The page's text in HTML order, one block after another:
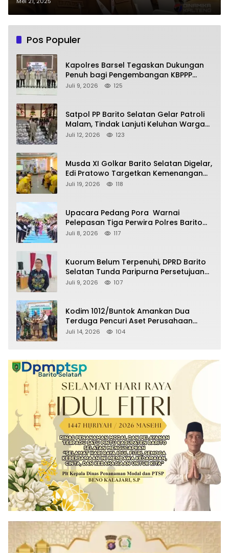
Pos Populer
Kapolres Barsel Tegaskan Dukungan
Penuh bagi Pengembangan KBPPP
Kalimantan Tengah
Juli 9, 2026 125
Satpol PP Barito Selatan Gelar Patroli
Malam, Tindak Lanjuti Keluhan Warga
soal Balap Liar dan Remaja Nongkrong
Juli 12, 2026 123
Musda XI Golkar Barito Selatan Digelar,
Edi Pratowo Targetkan Kemenangan
Partai pada Pemilu Mendatang
Juli 19, 2026 118
Upacara Pedang Pora Warnai
Pelepasan Tiga Perwira Polres Barito
Selatan Masuki Masa Pensiun
Juli 8, 2026 117
Kuorum Belum Terpenuhi, DPRD Barito
Selatan Tunda Paripurna Persetujuan
Raperda Pertanggungjawaban APBD
Juli 9, 2026 107
Kodim 1012/Buntok Amankan Dua
Terduga Pencuri Aset Perusahaan
Sitaan Satgas PKH, Satu Paket Diduga
Juli 14, 2026 104